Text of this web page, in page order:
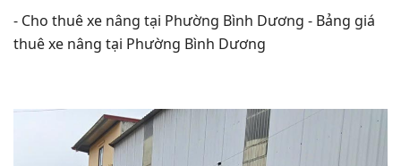
- Cho thuê xe nâng tại Phường Bình Dương - Bảng giá
thuê xe nâng tại Phường Bình Dương